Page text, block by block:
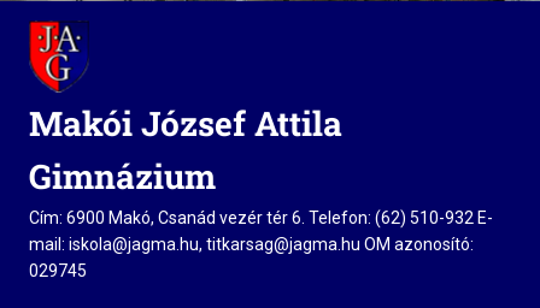
Skip
content
Makói József Attila
Gimnázium
Cím: 6900 Makó, Csanád vezér tér 6. Telefon: (62) 510-932 E-
mail: iskola@jagma.hu, titkarsag@jagma.hu OM azonosító:
029745